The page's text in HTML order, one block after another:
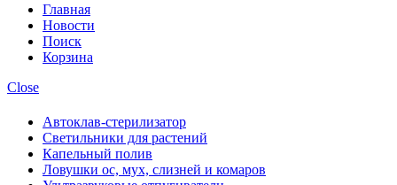
Главная
Новости
Поиск
Корзина
Close
Автоклав-стерилизатор
Светильники для растений
Капельный полив
Ловушки ос, мух, слизней и комаров